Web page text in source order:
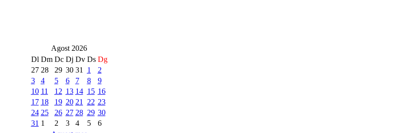
Agost 2026
Dl Dm Dc Dj Dv Ds Dg
27 28 29 30 31 1
2
3
4 5 6 7 8
9
10 11 12 13 14 15 16
17 18 19 20 21 22 23
24 25 26 27 28 29 30
31 1 2 3 4 5
6